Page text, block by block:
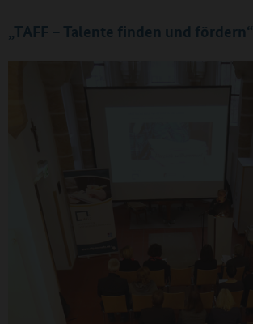
„TAFF – Talente finden und fördern“